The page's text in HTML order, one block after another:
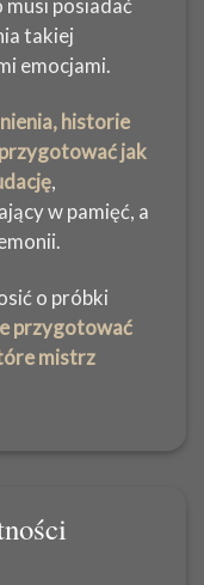
posiadać
takiej
emocjami.
historie
jak
,
w pamięć, a
o próbki
przygotować
mistrz